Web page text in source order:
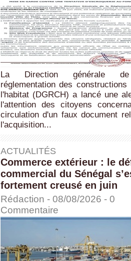
La Direction générale
réglementation des constructions
l'habitat (DGRCH) a lancé une
l'attention des citoyens
circulation d'un faux document
l'acquisition...
ACTUALITÉS
Commerce extérieur : le
commercial du Sénégal
fortement creusé en juin
Rédaction - 08/08/2026 - 0
Commentaire